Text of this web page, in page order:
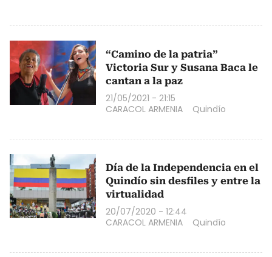
“Camino de la patria”
Victoria Sur y Susana Baca le
cantan a la paz
21/05/2021 - 21:15
CARACOL ARMENIA
Quindío
Día de la Independencia en el
Quindío sin desfiles y entre la
virtualidad
20/07/2020 - 12:44
CARACOL ARMENIA
Quindío